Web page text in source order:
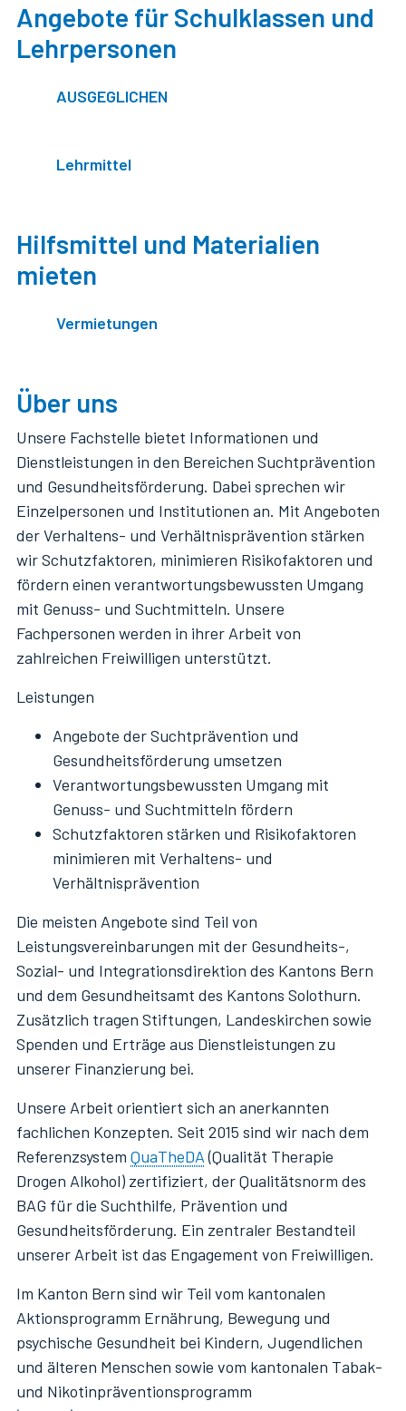
Angebote für Schulklassen und
Lehrpersonen
AUSGEGLICHEN
Lehrmittel
Hilfsmittel und Materialien
mieten
Vermietungen
Über uns
Unsere Fachstelle bietet Informationen und
Dienstleistungen in den Bereichen Suchtprävention
und Gesundheitsförderung. Dabei sprechen wir
Einzelpersonen und Institutionen an. Mit Angeboten
der Verhaltens- und Verhältnisprävention stärken
wir Schutzfaktoren, minimieren Risikofaktoren und
fördern einen verantwortungsbewussten Umgang
mit Genuss- und Suchtmitteln. Unsere
Fachpersonen werden in ihrer Arbeit von
zahlreichen Freiwilligen unterstützt.
Leistungen
Angebote der Suchtprävention und
Gesundheitsförderung umsetzen
Verantwortungsbewussten Umgang mit
Genuss- und Suchtmitteln fördern
Schutzfaktoren stärken und Risikofaktoren
minimieren mit Verhaltens- und
Verhältnisprävention
Die meisten Angebote sind Teil von
Leistungsvereinbarungen mit der Gesundheits-,
Sozial- und Integrationsdirektion des Kantons Bern
und dem Gesundheitsamt des Kantons Solothurn.
Zusätzlich tragen Stiftungen, Landeskirchen sowie
Spenden und Erträge aus Dienstleistungen zu
unserer Finanzierung bei.
Unsere Arbeit orientiert sich an anerkannten
fachlichen Konzepten. Seit 2015 sind wir nach dem
Referenzsystem QuaTheDA(Qualität Therapie
Drogen Alkohol) zertifiziert, der Qualitätsnorm des
BAG für die Suchthilfe, Prävention und
Gesundheitsförderung. Ein zentraler Bestandteil
unserer Arbeit ist das Engagement von Freiwilligen.
Im Kanton Bern sind wir Teil vom kantonalen
Aktionsprogramm Ernährung, Bewegung und
psychische Gesundheit bei Kindern, Jugendlichen
und älteren Menschen sowie vom kantonalen Tabak-
und Nikotinpräventionsprogramm